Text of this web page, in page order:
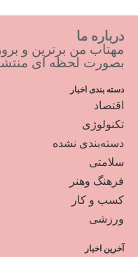
درباره ما
مهتاب من برترین و
بصورت لحظه ای
دسته بندی اخبار
اقتصاد
تکنولوژی
دسته‌بندی نشده
سلامتی
فرهنگ وهنر
کسب و کار
ورزشی
آخرین اخبار